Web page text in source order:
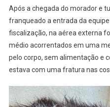
Após a chegada do morador e
franqueado a entrada da
fiscalização, na aérea externa
médio acorrentados em uma
pelo corpo, sem alimentação e
estava com uma fratura nas